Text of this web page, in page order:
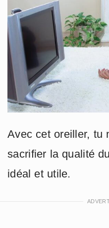
Avec cet oreiller, tu
sacrifier la qualité
idéal et utile.